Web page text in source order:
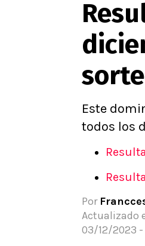
U de
U
Primera B
Segunda
Copa
Juegos Olimpicos
Panamericanos
Team Chile
Este
todos los
Por
Actualizado
03/12/2023 -